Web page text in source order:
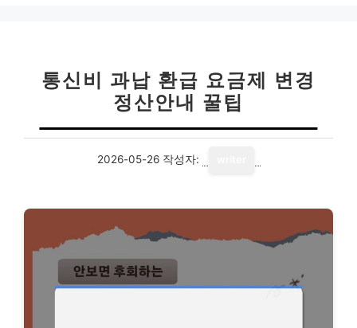
통신비 과납 환급 요금제 변경
정산안내 꿀팁
2026-05-26 작성자: